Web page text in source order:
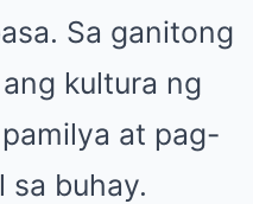
Sa ganitong
kultura ng
at pag-
sa buhay.